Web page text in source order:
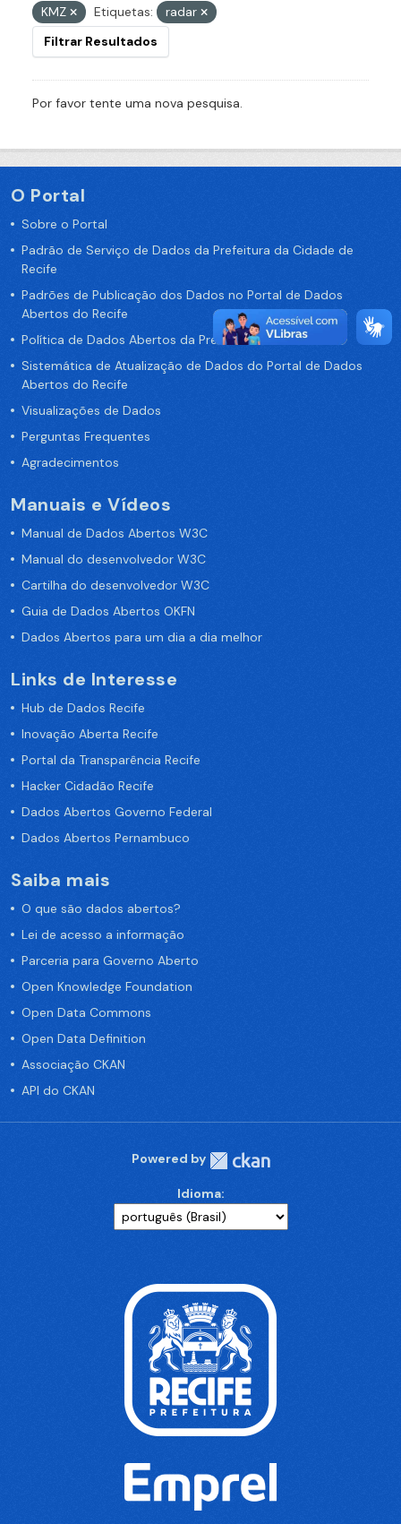
KMZ
Etiquetas:
radar
Filtrar Resultados
Por favor tente uma nova pesquisa.
O Portal
Sobre o Portal
Padrão de Serviço de Dados da Prefeitura da Cidade de
Recife
Padrões de Publicação dos Dados no Portal de Dados
Abertos do Recife
Política de Dados Abertos da Prefeitura do Recife
Sistemática de Atualização de Dados do Portal de Dados
Abertos do Recife
Visualizações de Dados
Perguntas Frequentes
Agradecimentos
Manuais e Vídeos
Manual de Dados Abertos W3C
Manual do desenvolvedor W3C
Cartilha do desenvolvedor W3C
Guia de Dados Abertos OKFN
Dados Abertos para um dia a dia melhor
Links de Interesse
Hub de Dados Recife
Inovação Aberta Recife
Portal da Transparência Recife
Hacker Cidadão Recife
Dados Abertos Governo Federal
Dados Abertos Pernambuco
Saiba mais
O que são dados abertos?
Lei de acesso a informação
Parceria para Governo Aberto
Open Knowledge Foundation
Open Data Commons
Open Data Definition
Associação CKAN
API do CKAN
Powered by
Idioma